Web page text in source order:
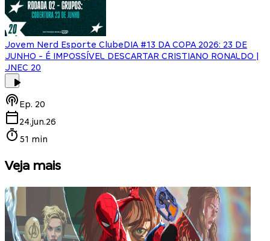
Jovem Nerd Esporte ClubeDIA #13 DA COPA 2026: 23 DE
JUNHO - É IMPOSSÍVEL DESCARTAR CRISTIANO RONALDO |
JNEC 20
Ep. 20
24.jun.26
51 min
Veja mais